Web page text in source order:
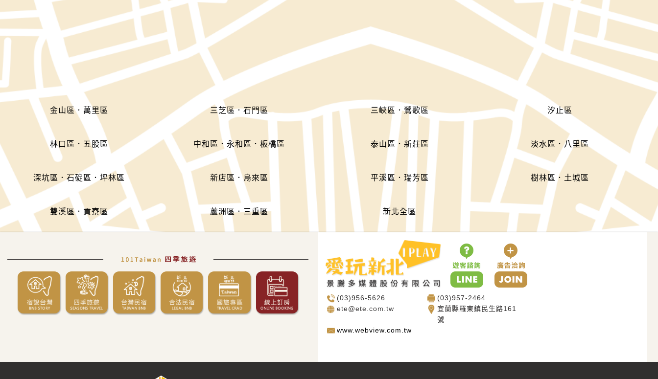
金山區．萬里區 三芝區．石門區 三峽區．鶯歌區 汐止區
林口區．五股區 中和區．永和區．板橋區 泰山區．新莊區 淡水區．八里區
深坑區．石碇區．坪林區 新店區．烏來區 平溪區．瑞芳區 樹林區．土城區
雙溪區．貢寮區 蘆洲區．三重區 新北全區
(03)956-5626
(03)957-2464
ete@ete.com.tw
宜蘭縣羅東鎮民生路161
號
www.webview.com.tw